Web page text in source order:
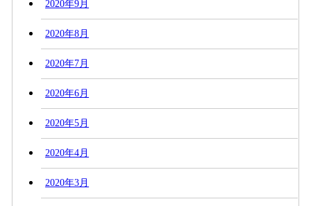
2020年9月
2020年8月
2020年7月
2020年6月
2020年5月
2020年4月
2020年3月